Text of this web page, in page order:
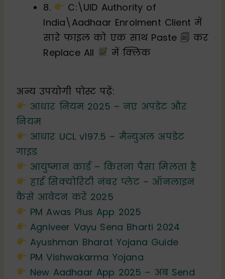
8.
C:\UID Authority of
India\Aadhaar Enrolment Client में
सारे फाइल को एक साथ Paste 🗐 कर
Replace All
में क्लिक
अन्य उपयोगी पोस्ट पढ़ें:
आधार नियम 2025 – नए अपडेट और
नियम
आधार UCL v197.5 – मैन्युअल अपडेट
गाइड
आयुष्मान कार्ड – कितना पैसा मिलता है
हाई सिक्योरिटी नंबर प्लेट – ऑनलाइन
कैसे आवेदन करें 2025
PM Awas Plus App 2025
Agniveer Vayu Sena Bharti 2024
Ayushman Bharat Yojana Guide
PM Vishwakarma Yojana
New Aadhaar App 2025 – अब Send